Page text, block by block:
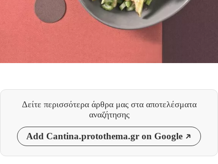
Δείτε περισσότερα άρθρα μας στα αποτελέσματα
αναζήτησης
Add Cantina.protothema.gr on Google